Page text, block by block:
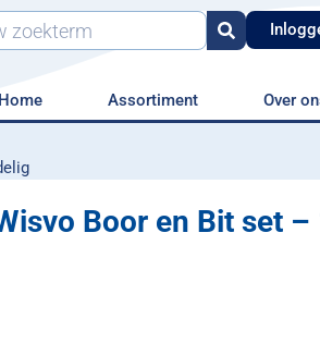
Home Assortiment Over
Boor en Bit set –